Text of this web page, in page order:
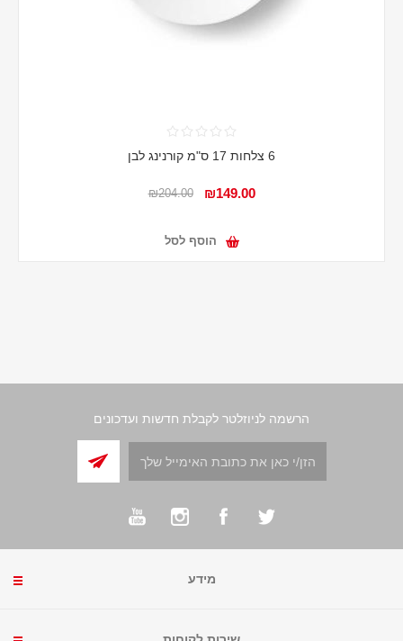
6 צלחות 17 ס"מ קורנינג לבן
₪149.00
₪204.00
הוסף לסל
הרשמה לניוזלטר לקבלת חדשות ועדכונים
מידע